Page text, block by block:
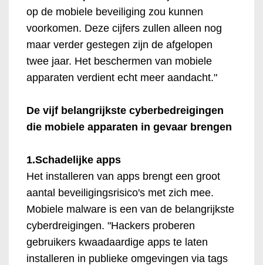
op de mobiele beveiliging zou kunnen
voorkomen. Deze cijfers zullen alleen nog
maar verder gestegen zijn de afgelopen
twee jaar. Het beschermen van mobiele
apparaten verdient echt meer aandacht."
De vijf belangrijkste cyberbedreigingen
die mobiele apparaten in gevaar brengen
1.Schadelijke apps
Het installeren van apps brengt een groot
aantal beveiligingsrisico's met zich mee.
Mobiele malware is een van de belangrijkste
cyberdreigingen. "Hackers proberen
gebruikers kwaadaardige apps te laten
installeren in publieke omgevingen via tags